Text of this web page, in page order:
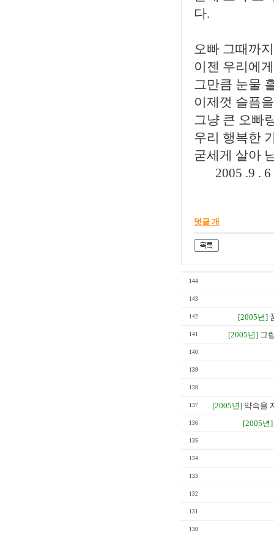
다.
오빠 그때까
이젠 우리에
그만큼 눈물
이제껏 슬픔
그냥 큰 오빠
우리 행복한
굳세게 살아
2005 .9 .
덧글 개
144
143
142 [2005년]
141 [2005년] 그
140
139
138
137 [2005년] 약속을
136 [2005년]
135
134
133
132
131
130